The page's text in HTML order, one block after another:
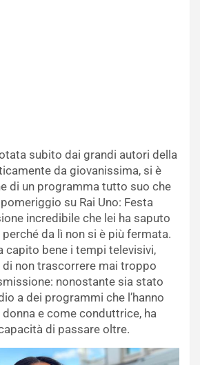
subito dai grandi autori della
da giovanissima, si è
di un programma tutto suo che
su Rai Uno: Festa
incredibile che lei ha saputo
da lì non si è più fermata.
capito bene i tempi televisivi,
non trascorrere mai troppo
nonostante sia stato
a dei programmi che l’hanno
e come conduttrice, ha
di passare oltre.